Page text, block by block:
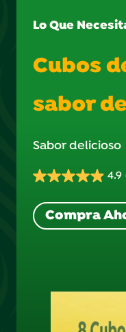
Lo Que
Cubos
sabor
4.9
4.9
de
5
estrellas.
Sabor delicioso
Compra